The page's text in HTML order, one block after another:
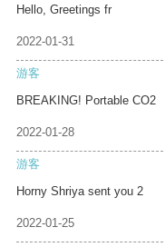
Hello, Greetings fr
2022-01-31
游客
BREAKING! Portable CO2
2022-01-28
游客
Horny Shriya sent you 2
2022-01-25